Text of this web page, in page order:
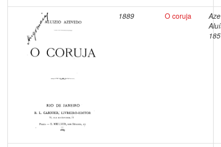
1889 O coruja